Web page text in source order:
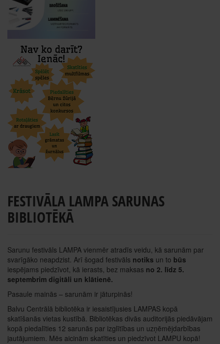
FESTIVĀLA LAMPA SARUNAS
BIBLIOTĒKĀ
Sarunu festivāls LAMPA vienmēr atradīs veidu, kā sarunām par
svarīgāko neapdzist. Arī šogad festivāls notiks un to būs
iespējams piedzīvot, kā ierasts, bez maksas no 2. līdz 5.
septembrim digitāli un klātienē.
Pasaule mainās – sarunām ir jāturpinās!
Balvu Centrālā bibliotēka ir iesaistījusies LAMPAS kopā
skatīšanās vietas kustībā. Bibliotēkas divās auditorijās piedāvājam
kopā piedalīties 12 sarunās par izglītības un uzņēmējdarbības
jautājumiem. Mēs aicinām skatīties un piedzīvot LAMPU kopā!